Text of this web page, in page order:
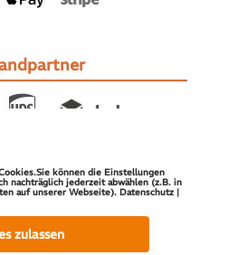
| All Rights Reserved
können die Einstellungen
nachträglich jederzeit abwählen (z.B. in
auf unserer Webseite). Datenschutz |
zulassen